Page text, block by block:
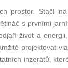
prostor. Stačí
s prvními
život a
projektovat
inzerátů,